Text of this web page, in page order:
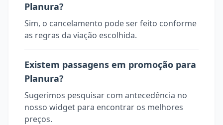
Planura?
Sim, o cancelamento pode ser feito conforme
as regras da viação escolhida.
Existem passagens em promoção para
Planura?
Sugerimos pesquisar com antecedência no
nosso widget para encontrar os melhores
preços.